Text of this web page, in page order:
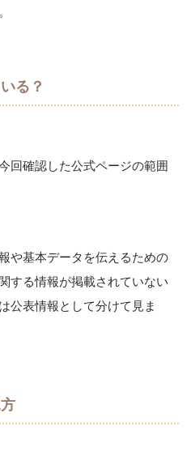
る？
回確認した公式ページの範囲
や基本データを伝えるための
する情報が掲載されていない
公表情報として分けて見ま